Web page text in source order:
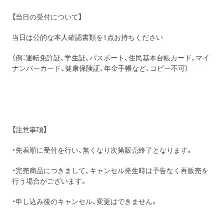
【当日の受付について】
当日は公的な本人確認書類を1点お持ちください
（例：運転免許証、学生証、パスポート、住民基本台帳カード、マイ
ナンバーカード、健康保険証、年金手帳など、コピー不可）
【注意事項】
・先着順に受付を行い、無くなり次第販売終了となります。
・完売商品につきまして、キャンセル発生時は予告なく再販売を
行う場合がございます。
・申し込み後のキャンセル、変更はできません。